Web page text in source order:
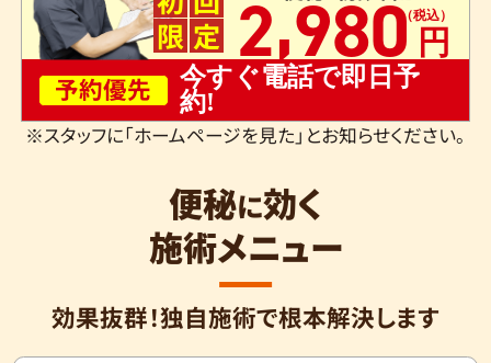
限 定 2,980
予約優先
今すぐ電話で即日予
約!
※スタッフに「ホームページを見た」とお知らせください。
便秘に効く
施術メニュー
効果抜群！独自施術で根本解決します